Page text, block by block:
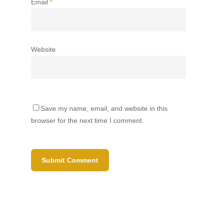
Email *
Website
Save my name, email, and website in this
browser for the next time I comment.